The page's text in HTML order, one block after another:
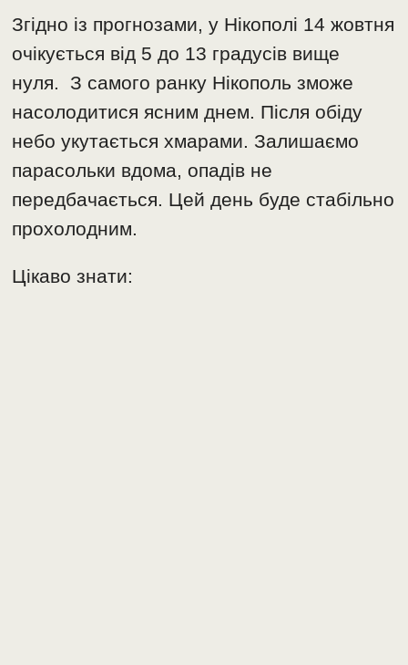
Згідно із прогнозами, у Нікополі 14 жовтня
очікується від 5 до 13 градусів вище
нуля. З самого ранку Нікополь зможе
насолодитися ясним днем. Після обіду
небо укутається хмарами. Залишаємо
парасольки вдома, опадів не
передбачається. Цей день буде стабільно
прохолодним.
Цікаво знати: